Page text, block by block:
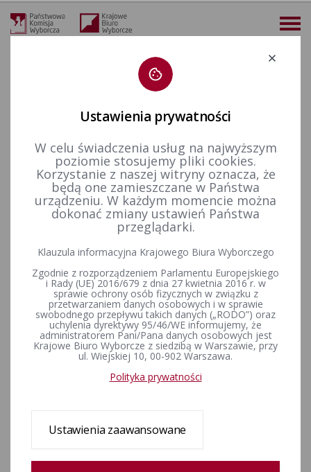
Deklaracja dostępności
więcej
Wybory i referenda Wybory do Parlamentu Europejskiego Wybory do Parlamentu Europejskiego w 2019&nbsp;r.
Finansowanie kampanii wyborczej
Wyjaśnienia Państwowej Komisji Wyborczej z dnia 21 lutego 2019 r. dotyczące zasad finansowania kampanii wyborczej w wyborach do Parlamentu Europejskiego
Wyjaśnienia Państwowej
Komisji Wyborczej z dnia 21
lutego 2019 r. dotyczące zasad
finansowania kampanii
wyborczej w wyborach do
Parlamentu Europejskiego
do Parlamentu Europejskiego
Rejestr zmian
Ustawienia prywatności
W celu świadczenia usług na najwyższym
poziomie stosujemy pliki cookies.
Korzystanie z naszej witryny oznacza, że
będą one zamieszczane w Państwa
urządzeniu. W każdym momencie można
dokonać zmiany ustawień Państwa
przeglądarki.
Klauzula informacyjna Krajowego Biura Wyborczego
Zgodnie z rozporządzeniem Parlamentu Europejskiego
i Rady (UE) 2016/679 z dnia 27 kwietnia 2016 r. w
sprawie ochrony osób fizycznych w związku z
przetwarzaniem danych osobowych i w sprawie
swobodnego przepływu takich danych („RODO”) oraz
uchylenia dyrektywy 95/46/WE informujemy, że
administratorem Pani/Pana danych osobowych jest
Krajowe Biuro Wyborcze z siedzibą w Warszawie, przy
ul. Wiejskiej 10, 00-902 Warszawa.
Polityka prywatności
Ustawienia zaawansowane